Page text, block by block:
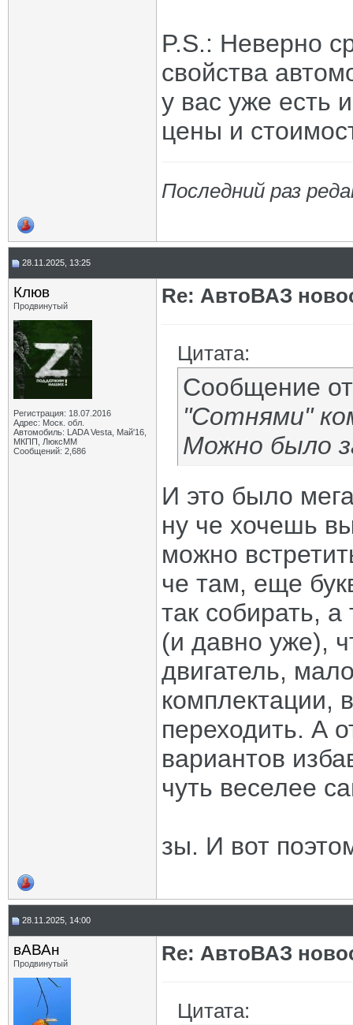
P.S.: Неверно
свойства
у вас уже есть
цены и
Последний раз
28.11.2025, 13:25
Клюв
Продвинутый
Регистрация: 18.07.2016
Адрес: Моск. обл.
Автомобиль: LADA Vesta, Май'16,
МКПП, ЛюксММ
Сообщений: 2,686
Re: АвтоВАЗ
Цитата:
Сообщение
"Сотнями"
Можно было
И это было
ну че хочешь
можно
че там, еще
так собирать,
(и давно уже),
двигатель,
комплектации,
переходить. А
вариантов
чуть веселее
зы. И вот
28.11.2025, 14:00
вАВАн
Продвинутый Re: АвтоВАЗ
Цитата: